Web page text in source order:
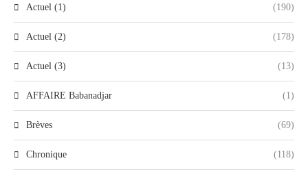
Actuel (1) (190)
Actuel (2) (178)
Actuel (3) (13)
AFFAIRE Babanadjar (1)
Brèves (69)
Chronique (118)